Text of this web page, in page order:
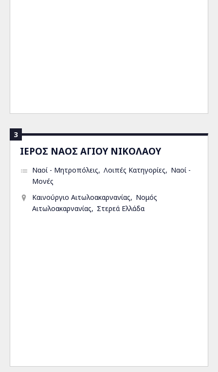
3
ΙΕΡΟΣ ΝΑΟΣ ΑΓΙΟΥ ΝΙΚΟΛΑΟΥ
Ναοί - Μητροπόλεις Λοιπές Κατηγορίες
Ναοί -
Μονές
Καινούργιο Αιτωλοακαρνανίας
Νομός
Αιτωλοακαρνανίας
Στερεά Ελλάδα